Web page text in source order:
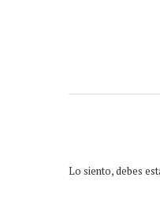
Lo siento, debes